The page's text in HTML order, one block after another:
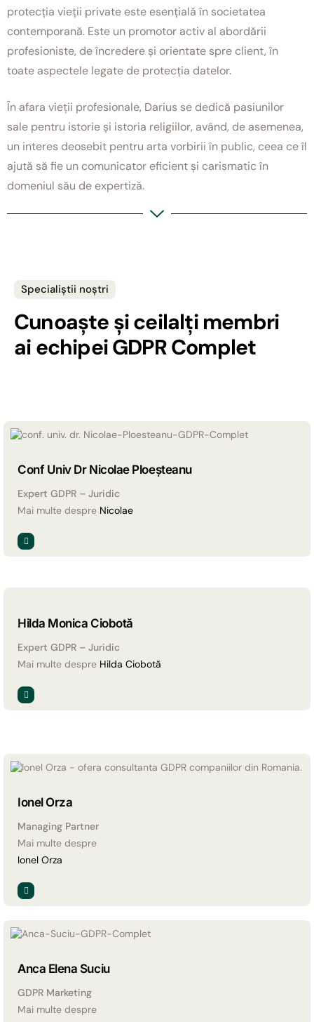
protecția vieții private este esențială în societatea
contemporană. Este un promotor activ al abordării
profesioniste, de încredere și orientate spre client, în
toate aspectele legate de protecția datelor.
În afara vieții profesionale, Darius se dedică pasiunilor
sale pentru istorie și istoria religiilor, având, de asemenea,
un interes deosebit pentru arta vorbirii în public, ceea ce îl
ajută să fie un comunicator eficient și carismatic în
domeniul său de expertiză.
Specialiștii noștri
Cunoaște și ceilalți membri
ai echipei GDPR Complet
Conf Univ Dr Nicolae Ploeșteanu
Expert GDPR – Juridic
Mai multe despre Nicolae
Hilda Monica Ciobotă
Expert GDPR – Juridic
Mai multe despre Hilda Ciobotă
Ionel Orza
Managing Partner
Mai multe despre
Ionel Orza
Anca Elena Suciu
GDPR Marketing
Mai multe despre